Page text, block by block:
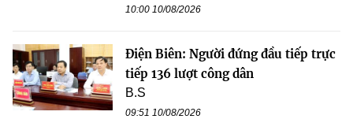
10:00 10/08/2026
Điện Biên: Người đứng đầu tiếp trực
tiếp 136 lượt công dân
B.S
09:51 10/08/2026